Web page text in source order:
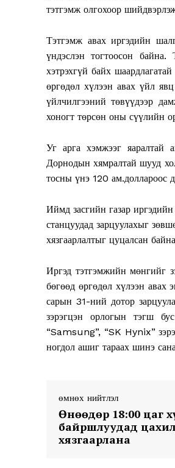
тэтгэмж олгохоор
Тэтгэмж авах иргэдийн
үндэслэн тогтоосон
хэтрэхгүй байх
өргөдөл хүлээн авах үйл
үйлчилгээний төвүүдээр
хоногт төрсөн оны сүүлийн
Уг арга хэмжээг
Дорнодын хямралтай шууд
тосны үнэ 120 ам.доллароос
Иймд засгийн газар
станцуудад зарцуулахыг
хязгаарлалтыг цуцалсан
Иргэд тэтгэмжийн мөнгийг
бөгөөд өргөдөл хүлээн авах
сарын 31-ний дотор
зэрэгцэн орлогын тэгш
“Samsung”, “SK Hynix”
ногдол ашиг тараах шинэ
өмнөх нийтлэл
Өнөөдөр 18:00 цаг
байршлуудад
хязгаарлана